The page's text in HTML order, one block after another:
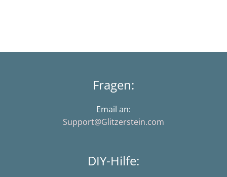
Fragen:
Email an:
Support@Glitzerstein.com
DIY-Hilfe: